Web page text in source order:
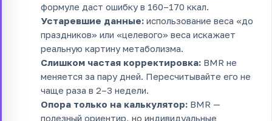
формуле даст ошибку в 160–170 ккал.
Устаревшие данные: использование веса «до
праздников» или «целевого» веса искажает
реальную картину метаболизма.
Слишком частая корректировка: BMR не
меняется за пару дней. Пересчитывайте его не
чаще раза в 2–3 недели.
Опора только на калькулятор: BMR —
полезный ориентир, но индивидуальные